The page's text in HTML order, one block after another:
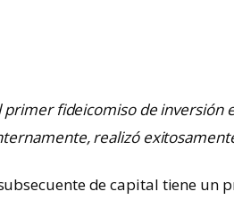
primer fideicomiso de inversión
realizó
de capital tiene un